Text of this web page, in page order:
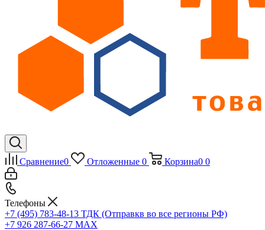
Сравнение0 Отложенные 0 Корзина0 0
Телефоны
+7 (495) 783-48-13 ТДК (Отправкв во все регионы РФ)
+7 926 287-66-27 МАХ